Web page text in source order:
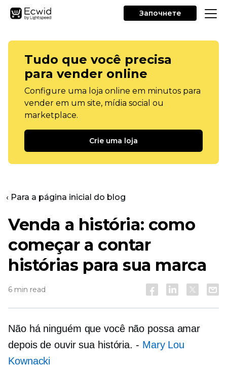
Започнете
Tudo que você precisa
para vender online
Configure uma loja online em minutos para
vender em um site, mídia social ou
marketplace.
Crie uma loja
‹ Para a página inicial do blog
Venda a história: como
começar a contar
histórias para sua marca
6 min read
Não há ninguém que você não possa amar
depois de ouvir sua história. - Mary Lou
Kownacki